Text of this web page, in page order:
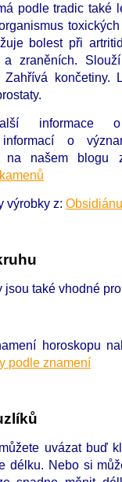
podle tradic také
bolest při
a zraněních.
Zahřívá končetiny.
informace o
o
na našem blogu
výrobky z:
jsou také vhodné
horoskopu
podle znamení
uvázat buď
délku. Nebo si